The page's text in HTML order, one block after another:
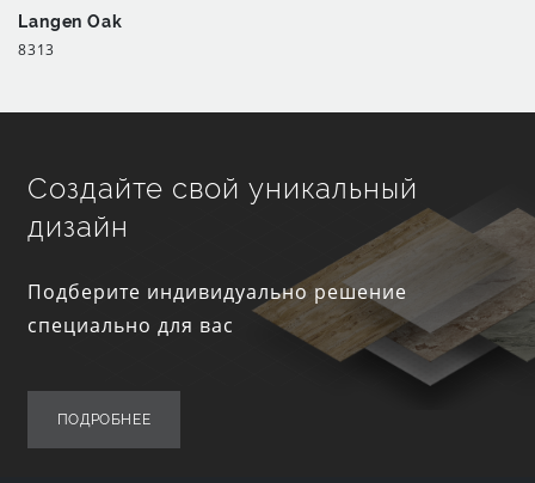
Langen Oak
8313
Создайте свой уникальный
дизайн
Подберите индивидуально решение
специально для вас
ПОДРОБНЕЕ